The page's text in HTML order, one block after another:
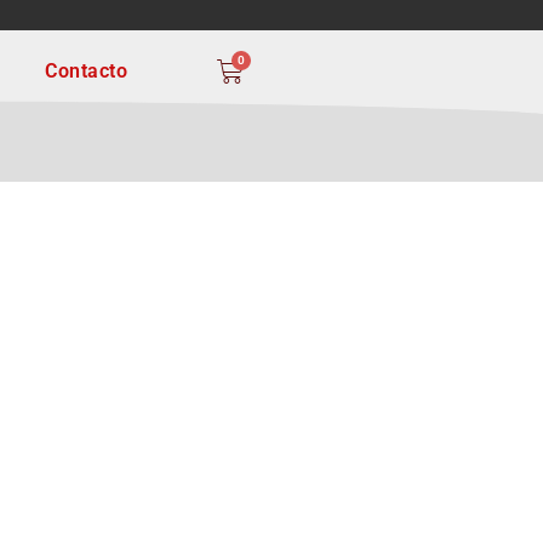
Contacto 0